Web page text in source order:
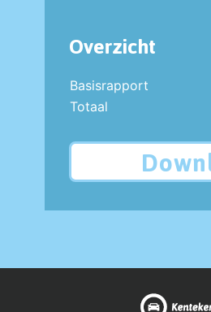
Overzicht
Basisrapport
Totaal